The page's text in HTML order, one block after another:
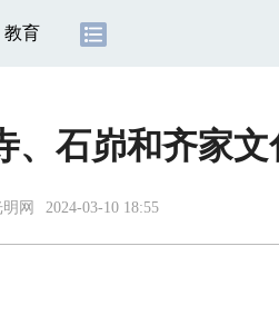
教育
石峁和齐家
网 2024-03-10 18:55